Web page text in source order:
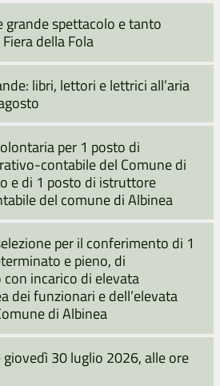
grande spettacolo e tanto
della Fola
libri, lettori e lettrici all’aria
per 1 posto di
contabile del Comune di
e di 1 posto di istruttore
del comune di Albinea
per il conferimento di 1
e pieno, di
incarico di elevata
dei funzionari e dell’elevata
di Albinea
30 luglio 2026, alle ore